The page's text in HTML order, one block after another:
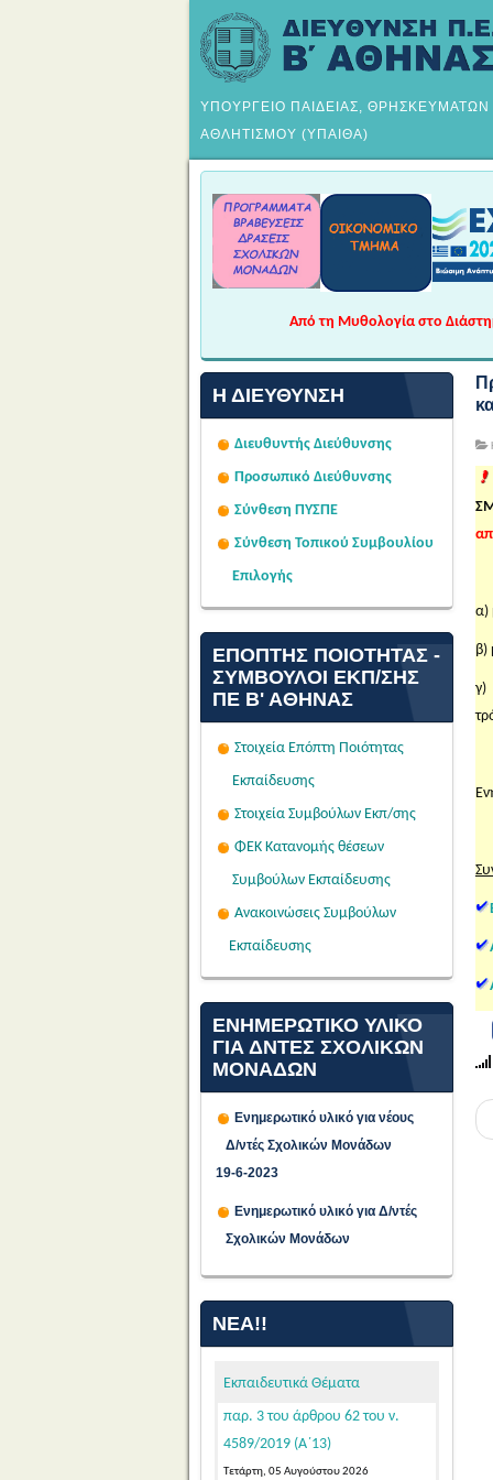
ΥΠΟΥΡΓΕΙΟ ΠΑΙΔΕΙΑΣ, ΘΡΗΣΚΕΥΜΑΤΩΝ
ΑΘΛΗΤΙΣΜΟΥ (ΥΠΑΙΘΑ)
Από τη Μυθολογία στο
Η ΔΙΕΎΘΥΝΣΗ
Διευθυντής Διεύθυνσης
Προσωπικό Διεύθυνσης
Σύνθεση ΠΥΣΠΕ
Σύνθεση Τοπικού Συμβουλίου
Επιλογής
ΕΠΌΠΤΗΣ ΠΟΙΌΤΗΤΑΣ -
ΣΎΜΒΟΥΛΟΙ ΕΚΠ/ΣΗΣ
ΠΕ Β' ΑΘΉΝΑΣ
Στοιχεία Επόπτη Ποιότητας
Εκπαίδευσης
Στοιχεία Συμβούλων Εκπ/σης
ΦΕΚ Κατανομής θέσεων
Συμβούλων Εκπαίδευσης
Ανακοινώσεις Συμβούλων
Εκπαίδευσης
ΕΝΗΜΕΡΩΤΙΚΟ ΥΛΙΚΟ
ΓΙΑ ΔΝΤΕΣ ΣΧΟΛΙΚΩΝ
ΜΟΝΑΔΩΝ
Ενημερωτικό υλικό για νέους
Δ/ντές Σχολικών Μονάδων
19-6-2023
Ενημερωτικό υλικό για Δ/ντές
Σχολικών Μονάδων
ΝΈΑ!!
Εκπαιδευτικά Θέματα
Προθεσμία υποβολής
Ειδική Αγωγή και Εκπαίδευση, σε
εφαρμογή των διατάξεων της
παρ. 3 του άρθρου 62 του ν.
Τετάρτη, 05 Αυγούστου 2026
Κατόπιν της δημοσίευσης της
103542/Ε4/31-07-2026 (ΦΕΚ 39/τ.
ΑΣΕΠ/04-08-2026 – ΑΔΑ:
α)
β)